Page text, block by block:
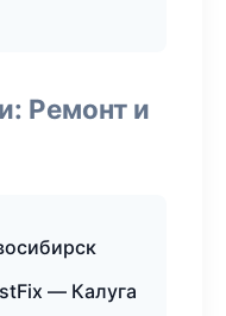
Ремонт и
— Калуга